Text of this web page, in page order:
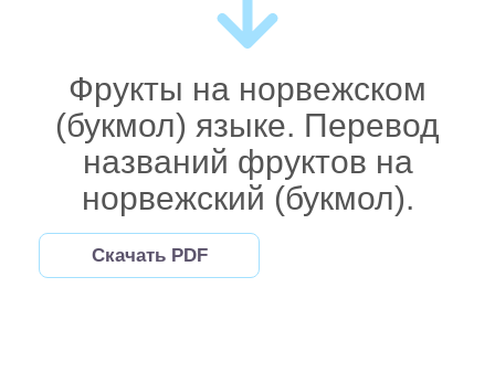
Фрукты на норвежском
(букмол) языке. Перевод
названий фруктов на
норвежский (букмол).
Скачать PDF